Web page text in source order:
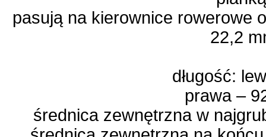
pasują na kierownice rowerowe
22,2
długość:
prawa –
średnica zewnętrzna w